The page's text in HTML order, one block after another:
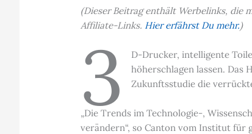
(Dieser Beitrag enthält Werbelinks, die
Affiliate-Links. Hier erfährst Du mehr.)
3
D-Drucker, intelligente
höherschlagen lassen.
Zukunftsstudie die
„Die Trends im Technologie-,
verändern“, so Canton vom Institut für